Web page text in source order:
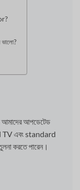
ভালো?
আমাদের আপডেটেড
TV এবং standard
করতে পারেন।